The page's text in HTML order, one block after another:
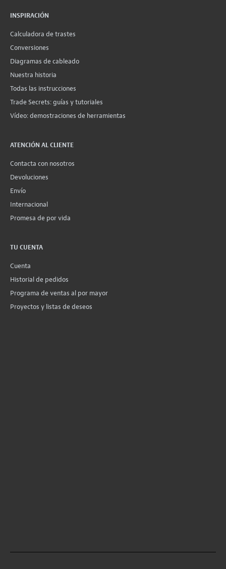
INSPIRACIÓN
Calculadora de trastes
Conversiones
Diagramas de cableado
Nuestra historia
Todas las instrucciones
Trade Secrets: guías y tutoriales
Vídeo: demostraciones de herramientas
ATENCIÓN AL CLIENTE
Contacta con nosotros
Devoluciones
Envío
Internacional
Promesa de por vida
TU CUENTA
Cuenta
Historial de pedidos
Programa de ventas al por mayor
Proyectos y listas de deseos